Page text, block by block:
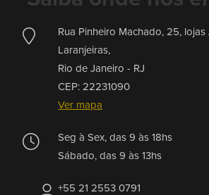
Rua Pinheiro Machado, 25, lojas
Laranjeiras,
Rio de Janeiro - RJ
CEP: 22231090
Ver mapa
Seg à Sex, das 9 às 18hs
Sábado, das 9 às 13hs
+55 21 2553 0791